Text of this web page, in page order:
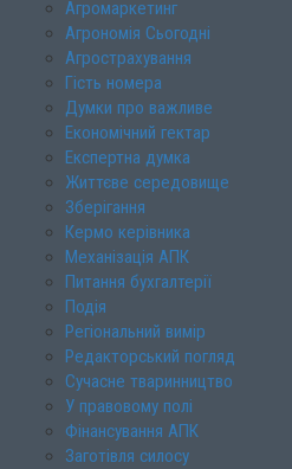
Агромаркетинг
Агрономія Сьогодні
Агрострахування
Гість номера
Думки про важливе
Економічний гектар
Експертна думка
Життєве середовище
Зберігання
Кермо керівника
Механізація АПК
Питання бухгалтерії
Подія
Регіональний вимір
Редакторський погляд
Сучасне тваринництво
У правовому полі
Фінансування АПК
Заготівля силосу